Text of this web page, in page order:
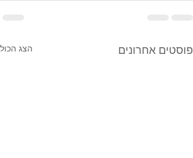
פוסטים אחרונים הצג הכול